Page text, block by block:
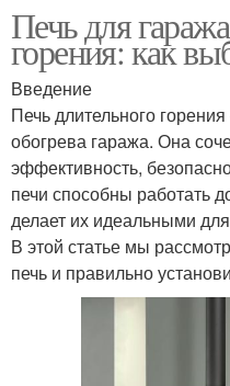
Печь для
горения: как
Введение
Печь длительного
обогрева гаража. Она
эффективность,
печи способны работать
делает их идеальными
В этой статье мы
печь и правильно